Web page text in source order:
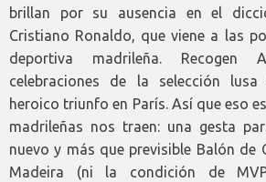
brillan por su ausencia en el
Cristiano Ronaldo, que viene a las
deportiva madrileña.
celebraciones de la selección
heroico triunfo en París. Así que eso
madrileñas nos traen: una gesta
nuevo y más que previsible Balón de
Madeira (ni la condición de